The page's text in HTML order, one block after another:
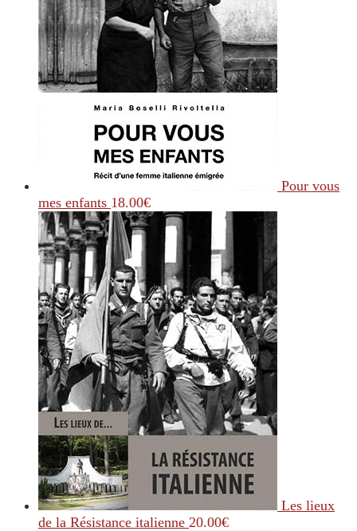
Pour vous
mes enfants 18.00€
Les lieux
de la Résistance italienne 20.00€